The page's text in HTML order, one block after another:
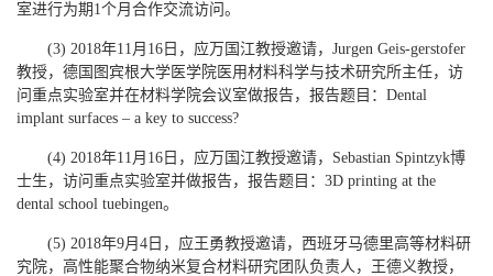
室进行为期1个月合作交流访问。
(3) 2018年11月16日，应万国江教授邀请，Jurgen Geis-gerstofer
教授，德国图宾根大学医学院医用材料科学与技术研究所主任，访
问重点实验室并在材料学院会议室做报告，报告题目：Dental
implant surfaces – a key to success?
(4) 2018年11月16日，应万国江教授邀请，Sebastian Spintzyk博
士生，访问重点实验室并做报告，报告题目：3D printing at the
dental school tuebingen。
(5) 2018年9月4日，应王勇教授邀请，西班牙马德里高等材料研
究院，高性能聚合物纳米复合材料研究团队负责人，王德义教授，